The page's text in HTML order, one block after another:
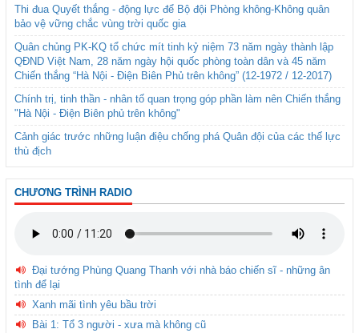
Thi đua Quyết thắng - động lực để Bộ đội Phòng không-Không quân
bảo vệ vững chắc vùng trời quốc gia
Quân chủng PK-KQ tổ chức mít tinh kỷ niệm 73 năm ngày thành lập
QĐND Việt Nam, 28 năm ngày hội quốc phòng toàn dân và 45 năm
Chiến thắng “Hà Nội - Điện Biên Phủ trên không” (12-1972 / 12-2017)
Chính trị, tinh thần - nhân tố quan trọng góp phần làm nên Chiến thắng
"Hà Nội - Điện Biên phủ trên không"
Cảnh giác trước những luận điệu chống phá Quân đội của các thế lực
thù địch
CHƯƠNG TRÌNH RADIO
Đại tướng Phùng Quang Thanh với nhà báo chiến sĩ - những ân
tình để lại
Xanh mãi tình yêu bầu trời
Bài 1: Tổ 3 người - xưa mà không cũ